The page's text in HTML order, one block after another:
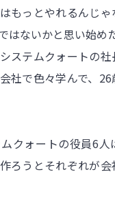
もっとやれるんじ
はないかと思い始めた
ステムクォートの
社で色々学んで、
クォートの役員6人
ろうとそれぞれが